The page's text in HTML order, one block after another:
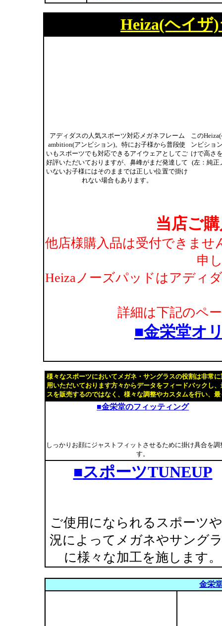
Heiza(ヘイザ
アディダスの人気スポーツ対応メガネフレーム
ambition(アンビション)。特にお子様から普段使
いもスポーツでも対応できるアイウェアとしてご
好評いただいておりますが、鼻峰がまだ発達して
いないお子様にはそのままでは正しい位置で掛け
れない場合もあります。
この
ンビショ
けで高さ
(左：純
当店ご
他店様購入品は受付できま
申
Heizaノーズパッドはアディ
詳細は下記のペ
■金栄堂オ
様々なスポーツにおいてメガネ・サングラスの役割は非常
用いただいております方々からデータをフィードバックし
スを販売するのではなく、様々な調整やカスタムを行い、
■金栄堂のフィッティング
しっかりお顔にジャストフィットさせるために掛け具合を調
す。
■スポーツTUNEUP
ご使用になられるスポーツ
況によってメガネやサング
に様々な加工を施します。
金栄